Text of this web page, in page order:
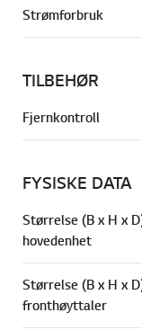
Strømforbruk
TILBEHØR
Fjernkontroll
FYSISKE DATA
Størrelse (B x H x
hovedenhet
Størrelse (B x H x
fronthøyttaler